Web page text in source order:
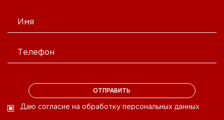
Даю согласие на обработку персональных данных